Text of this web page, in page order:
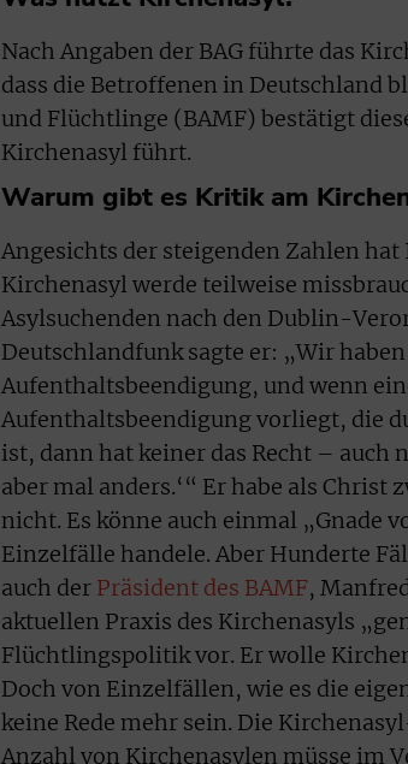
Nach Angaben der BAG führte das
dass die Betroffenen in Deutschland
und Flüchtlinge (BAMF) bestätigt
Kirchenasyl führt.
Warum gibt es Kritik am
Angesichts der steigenden Zahlen
Kirchenasyl werde teilweise
Asylsuchenden nach den Dublin-
Deutschlandfunk sagte er: „Wir
Aufenthaltsbeendigung, und wenn
Aufenthaltsbeendigung vorliegt, die
ist, dann hat keiner das Recht – auch
aber mal anders.‘“ Er habe als
nicht. Es könne auch einmal „Gnade
Einzelfälle handele. Aber Hunderte
auch der Präsident des BAMF,
aktuellen Praxis des Kirchenasyls
Flüchtlingspolitik vor. Er wolle
Doch von Einzelfällen, wie es die
keine Rede mehr sein. Die
Anzahl von Kirchenasylen müsse im